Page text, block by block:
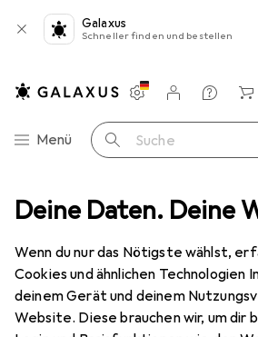
Deine Daten. Deine
Wenn du nur das Nötigste wählst,
Cookies und ähnlichen Technologien
deinem Gerät und deinem
Website. Diese brauchen wir, um dir
Galaxus
Schneller finden und bestellen
Navigation nach Kategorien
Menü Suche
Einstellungen
Kundenkonto
Vergleichslisten
Merklisten
Warenkorb
Veloteile Sattel + Zubehör
4 Bilder
EUR
43,20